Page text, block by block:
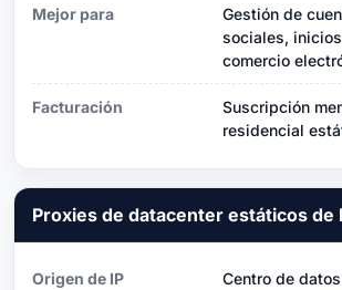
Mejor para
Gestión de
sociales,
comercio
Facturación
Suscripción
residencial
Proxies de datacenter estáticos de
Origen de IP
Centro de